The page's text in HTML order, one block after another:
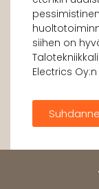
siihen on
Electrics